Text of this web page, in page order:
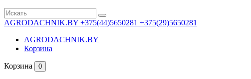
AGRODACHNIK.BY +375(44)5650281 +375(29)5650281
AGRODACHNIK.BY
Корзина
Корзина 0